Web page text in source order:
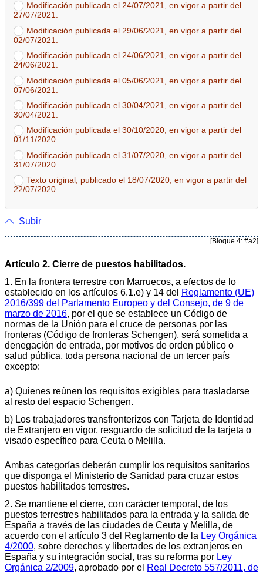
Modificación publicada el 24/07/2021, en vigor a partir del
27/07/2021.
Modificación publicada el 29/06/2021, en vigor a partir del
02/07/2021.
Modificación publicada el 24/06/2021, en vigor a partir del
24/06/2021.
Modificación publicada el 05/06/2021, en vigor a partir del
07/06/2021.
Modificación publicada el 30/04/2021, en vigor a partir del
30/04/2021.
Modificación publicada el 30/10/2020, en vigor a partir del
01/11/2020.
Modificación publicada el 31/07/2020, en vigor a partir del
31/07/2020.
Texto original, publicado el 18/07/2020, en vigor a partir del
22/07/2020.
Subir
[Bloque 4: #a2]
Artículo 2. Cierre de puestos habilitados.
1. En la frontera terrestre con Marruecos, a efectos de lo
establecido en los artículos 6.1.e) y 14 del Reglamento (UE)
2016/399 del Parlamento Europeo y del Consejo, de 9 de
marzo de 2016, por el que se establece un Código de
normas de la Unión para el cruce de personas por las
fronteras (Código de fronteras Schengen), será sometida a
denegación de entrada, por motivos de orden público o
salud pública, toda persona nacional de un tercer país
excepto:
a) Quienes reúnen los requisitos exigibles para trasladarse
al resto del espacio Schengen.
b) Los trabajadores transfronterizos con Tarjeta de Identidad
de Extranjero en vigor, resguardo de solicitud de la tarjeta o
visado específico para Ceuta o Melilla.
Ambas categorías deberán cumplir los requisitos sanitarios
que disponga el Ministerio de Sanidad para cruzar estos
puestos habilitados terrestres.
2. Se mantiene el cierre, con carácter temporal, de los
puestos terrestres habilitados para la entrada y la salida de
España a través de las ciudades de Ceuta y Melilla, de
acuerdo con el artículo 3 del Reglamento de la Ley Orgánica
4/2000, sobre derechos y libertades de los extranjeros en
España y su integración social, tras su reforma por Ley
Orgánica 2/2009, aprobado por el Real Decreto 557/2011, de